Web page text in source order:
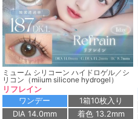
ミューム シリコーン ハイドロゲル／シ
リコン（miium silicone hydrogel）
リフレイン
ワンデー
1箱10枚入り
DIA 14.0mm
着色 13.2mm